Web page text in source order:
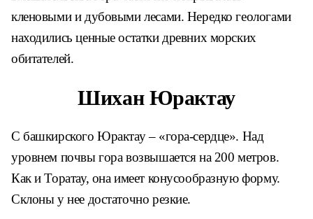
кленовыми и дубовыми лесами. Нередко геологами
находились ценные остатки древних морских
обитателей.
Шихан Юрактау
С башкирского Юрактау – «гора-сердце». Над
уровнем почвы гора возвышается на 200 метров.
Как и Торатау, она имеет конусообразную форму.
Склоны у нее достаточно резкие.